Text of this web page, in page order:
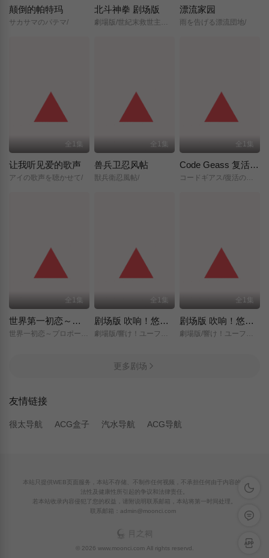
颠倒的帕特玛
サカサマのパテマ/
北斗神拳 剧场版
劇場版/世紀末救世主伝説/北斗の拳/
漂流家园
雨を告げる漂流団地/
全1集
让我听见爱的歌声
アイの歌声を聴かせて/
全1集
兽兵卫忍风帖
獣兵衛忍風帖/
全1集
Code Geass 复活的鲁路修
コードギアス/復活のルルーシュ/
全1集
世界第一初恋～求婚篇～
全1集
剧场版 吹响！悠风号～想要传达的旋律～
全1集
剧场版 吹响！悠风号～誓言的终章～
更多剧场
友情链接
很太导航 ACG盒子 汽水导航 ACG导航
深色模
留言反
APP下
本站只提供WEB页面服务，本站不存储、不制作任何视频，不承担任何由于内容的合
法性及健康性所引起的争议和法律责任。
若本站收录内容侵犯了您的权益，请附说明联系邮箱，本站将第一时间处理。
联系邮箱：admin@moonci.com
© 2026 www.moonci.com All rights reservd.